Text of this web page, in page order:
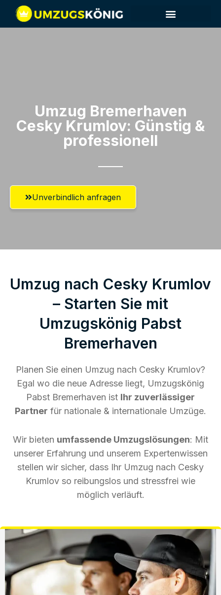
Umzug Bremerhaven​
Cesky Krumlov: Günstig &
professionell​
Unverbindlich anfragen
Umzug nach Cesky Krumlov
– Starten Sie mit
Umzugskönig Pabst
Bremerhaven
Planen Sie einen Umzug nach Cesky Krumlov?
Egal wo die neue Adresse liegt, Umzugskönig
Pabst Bremerhaven ist Ihr zuverlässiger
Partner für nationale & internationale Umzüge.
Wir bieten umfassende Umzugslösungen: Mit
unserer Erfahrung und unserem Expertenwissen
stellen wir sicher, dass Ihr Umzug nach Cesky
Krumlov so reibungslos und stressfrei wie
möglich verläuft.